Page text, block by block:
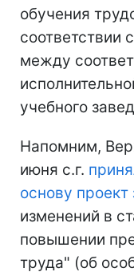
обучения
соответствии
между
учебного
Напомним,
июня с.г.
основу проект
изменений в
повышении
труда" (об